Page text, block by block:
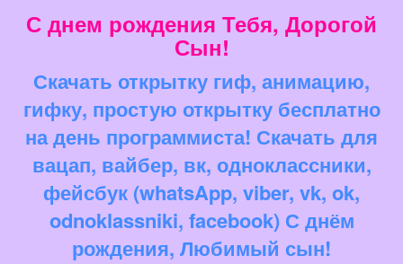
С днем рождения Тебя, Дорогой
Сын!
Скачать открытку гиф, анимацию,
гифку, простую открытку бесплатно
на день программиста! Скачать для
вацап, вайбер, вк, одноклассники,
фейсбук (whatsApp, viber, vk, ok,
odnoklassniki, facebook) С днём
рождения, Любимый сын!